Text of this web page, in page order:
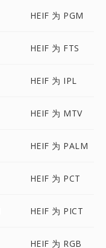
HEIF 为 PGM
HEIF 为 FTS
HEIF 为 IPL
HEIF 为 MTV
HEIF 为 PALM
HEIF 为 PCT
HEIF 为 PICT
HEIF 为 RGB